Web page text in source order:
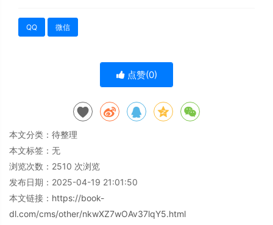
QQ 微信
点赞(0)
本文分类： 待整理
本文标签：无
浏览次数： 2510 次浏览
发布日期：2025-04-19 21:01:50
本文链接： https://book-
dl.com/cms/other/nkwXZ7wOAv37lqY5.html